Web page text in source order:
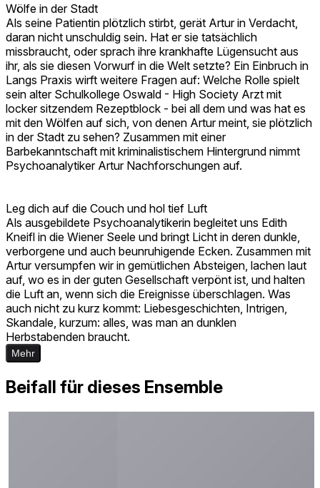
Wölfe in der Stadt
Als seine Patientin plötzlich stirbt, gerät Artur in Verdacht,
daran nicht unschuldig sein. Hat er sie tatsächlich
missbraucht, oder sprach ihre krankhafte Lügensucht aus
ihr, als sie diesen Vorwurf in die Welt setzte? Ein Einbruch in
Langs Praxis wirft weitere Fragen auf: Welche Rolle spielt
sein alter Schulkollege Oswald - High Society Arzt mit
locker sitzendem Rezeptblock - bei all dem und was hat es
mit den Wölfen auf sich, von denen Artur meint, sie plötzlich
in der Stadt zu sehen? Zusammen mit einer
Barbekanntschaft mit kriminalistischem Hintergrund nimmt
Psychoanalytiker Artur Nachforschungen auf.
Leg dich auf die Couch und hol tief Luft
Als ausgebildete Psychoanalytikerin begleitet uns Edith
Kneifl in die Wiener Seele und bringt Licht in deren dunkle,
verborgene und auch beunruhigende Ecken. Zusammen mit
Artur versumpfen wir in gemütlichen Absteigen, lachen laut
auf, wo es in der guten Gesellschaft verpönt ist, und halten
die Luft an, wenn sich die Ereignisse überschlagen. Was
auch nicht zu kurz kommt: Liebesgeschichten, Intrigen,
Skandale, kurzum: alles, was man an dunklen
Herbstabenden braucht.
Mehr
Beifall für dieses Ensemble